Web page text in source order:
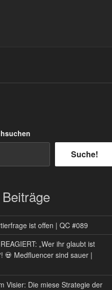
Suche!
ist offen | QC #089
„Wer ihr glaubt ist
💀 Medfluencer sind sauer |
Visier: Die miese Strategie der